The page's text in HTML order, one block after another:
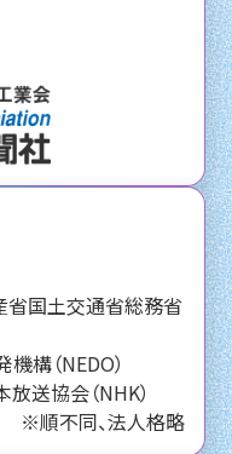
省国土交通省総務省
構（NEDO）
放送協会（NHK）
※順不同、法人格略